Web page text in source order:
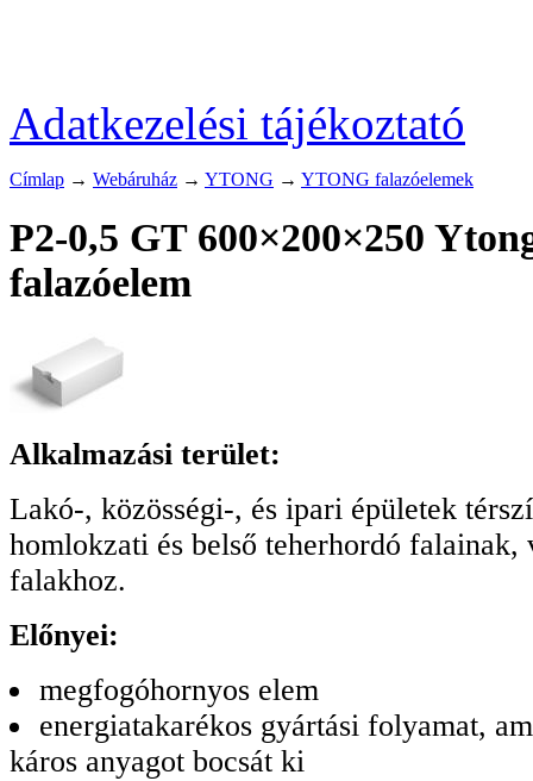
Adatkezelési tájékoztató
Címlap → Webáruház → YTONG → YTONG falazóelemek
P2-0,5 GT 600×200×250
falazóelem
Alkalmazási terület:
Lakó-, közösségi-, és ipari épületek
homlokzati és belső teherhordó falainak,
falakhoz.
Előnyei:
megfogóhornyos elem
energiatakarékos gyártási folyamat,
káros anyagot bocsát ki